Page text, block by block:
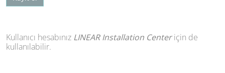
Kullanıcı hesabınız LINEAR Installation Centeriçin de
kullanılabilir.